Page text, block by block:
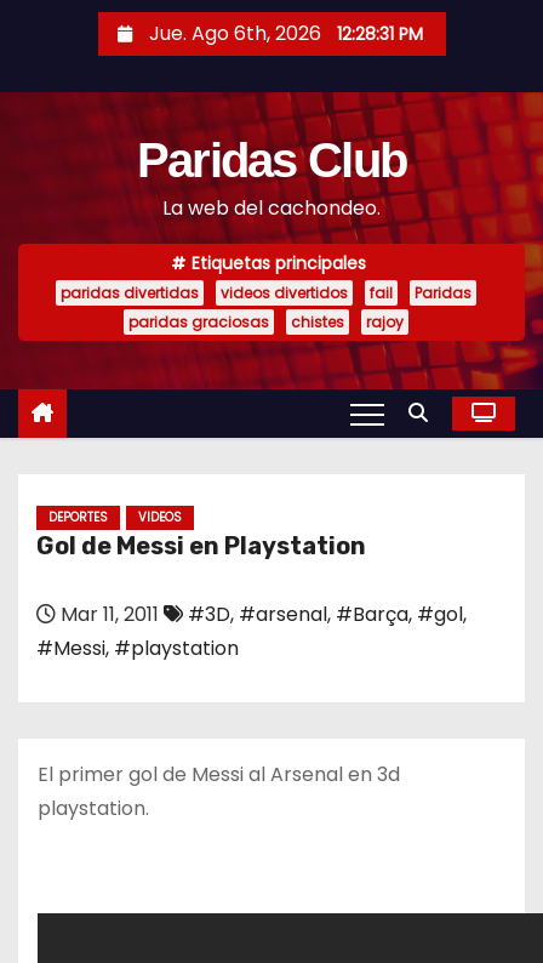
t
Jue. Ago 6th, 2026 12:28:31 PM
Paridas Club
La web del cachondeo.
Etiquetas principales
paridas divertidas videos divertidos fail
Paridas
paridas graciosas
chistes rajoy
DEPORTES VIDEOS
Gol de Messi en Playstation
Mar 11, 2011 #3D, #arsenal, #Barça, #gol,
#Messi, #playstation
El primer gol de Messi al Arsenal en 3d
playstation.